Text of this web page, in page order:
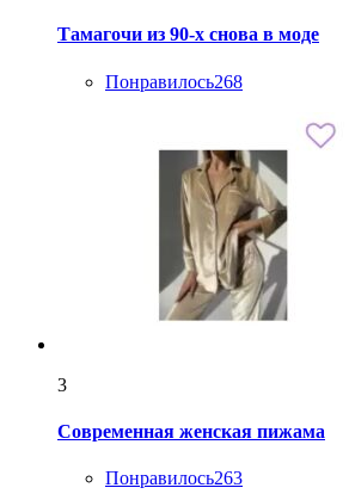
Тамагочи из 90-х снова в моде
Понравилось268
3
Современная женская пижама
Понравилось263